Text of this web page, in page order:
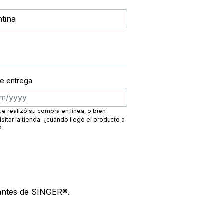
entrega
realizó su compra en línea, o bien
la tienda: ¿cuándo llegó el producto a
de SINGER®.